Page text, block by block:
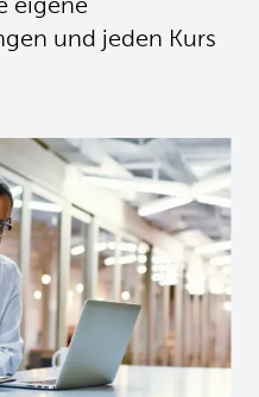
eigene
und jeden Kurs